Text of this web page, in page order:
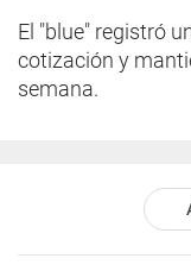
El "blue" registró
cotización y
semana.